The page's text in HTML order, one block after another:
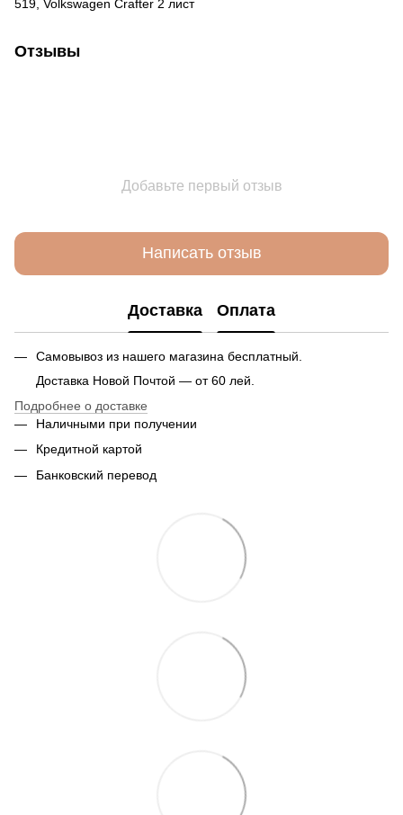
519, Volkswagen Crafter 2 лист
Отзывы
Добавьте первый отзыв
Написать отзыв
Доставка Оплата
Самовывоз из нашего магазина бесплатный.
Доставка Новой Почтой — от 60 лей.
Подробнее о доставке
Наличными при получении
Кредитной картой
Банковский перевод